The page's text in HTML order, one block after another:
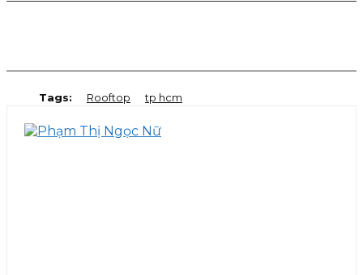
Tags: Rooftop tp hcm